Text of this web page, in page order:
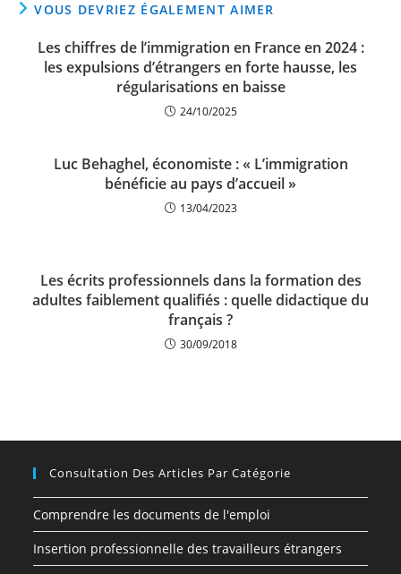
VOUS DEVRIEZ ÉGALEMENT AIMER
Les chiffres de l’immigration en France en 2024 :
les expulsions d’étrangers en forte hausse, les
régularisations en baisse
24/10/2025
Luc Behaghel, économiste : « L’immigration
bénéficie au pays d’accueil »
13/04/2023
Les écrits professionnels dans la formation des
adultes faiblement qualifiés : quelle didactique du
français ?
30/09/2018
Consultation Des Articles Par Catégorie
Comprendre les documents de l'emploi
Insertion professionnelle des travailleurs étrangers